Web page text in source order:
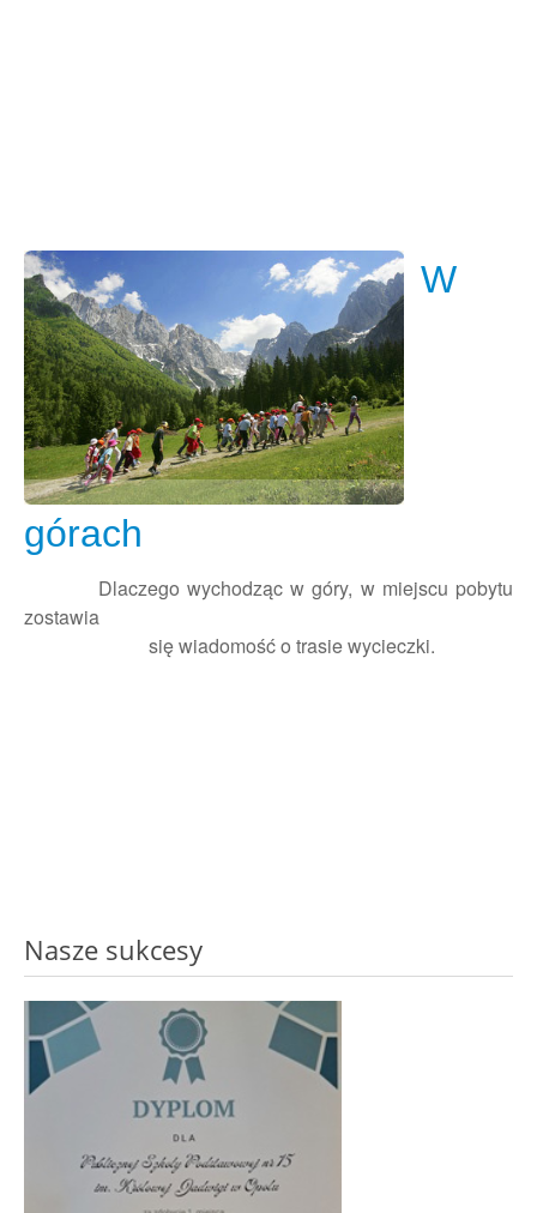
W
górach
Dlaczego wychodząc w góry, w miejscu pobytu
zostawia
się wiadomość o trasie wycieczki.
Nasze sukcesy